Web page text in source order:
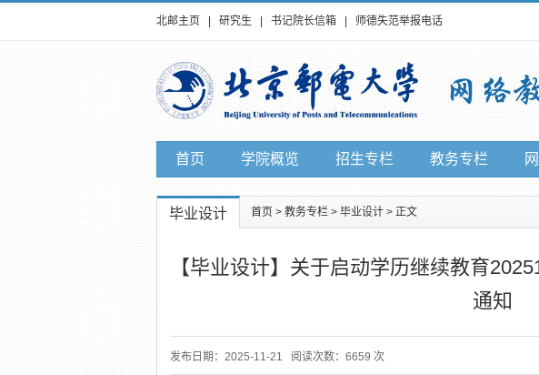
北邮主页 研究生 书记院长信箱 师德失范举报电话
首页 学院概览 招生专栏 教务专栏
毕业设计 首页 > 教务专栏 > 毕业设计 > 正文
【毕业设计】关于启动学历继续教育
通知
发布日期：2025-11-21 阅读次数：6659 次